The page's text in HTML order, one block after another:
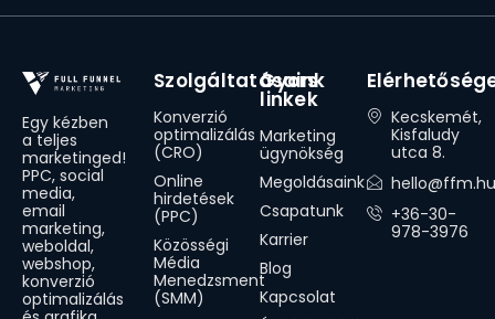
Egy kézben
a teljes
marketinged!
PPC, social
media,
email
marketing,
weboldal,
webshop,
konverzió
optimalizálás
Szolgáltatásaink
Konverzió
optimalizálás
(CRO)
Online
hirdetések
(PPC)
Közösségi
Média
Menedzsment
(SMM)
Gyors
linkek
Marketing
ügynökség
Megoldásaink
Csapatunk
Karrier
Blog
Kapcsolat
Kecskemét,
Kisfaludy
utca 8.
+36-30-
978-3976